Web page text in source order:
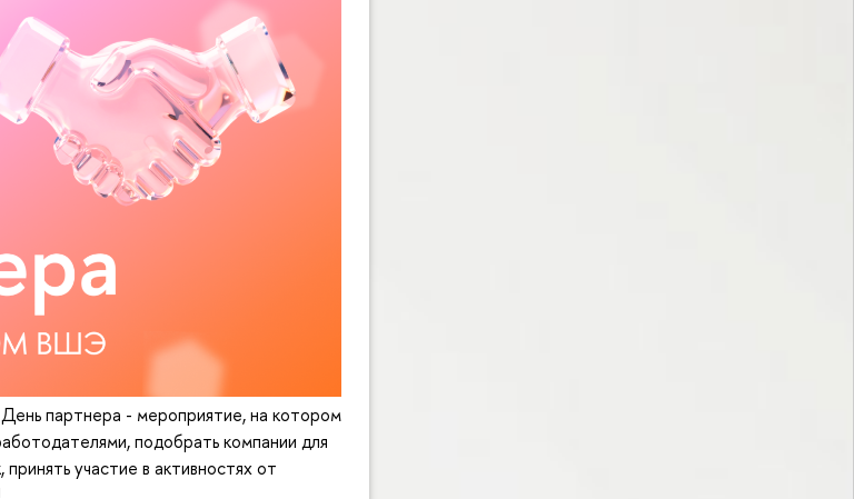
партнера - мероприятие, на котором
подобрать компании для
участие в активностях от